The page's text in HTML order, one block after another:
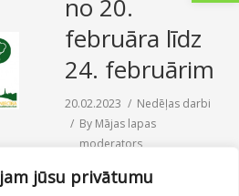
jūsu privātumu
LĪDZDALĪBA
no 20.
februāra līdz
24. februārim
20.02.2023
Nedēļas darbi
By Mājas lapas
moderators